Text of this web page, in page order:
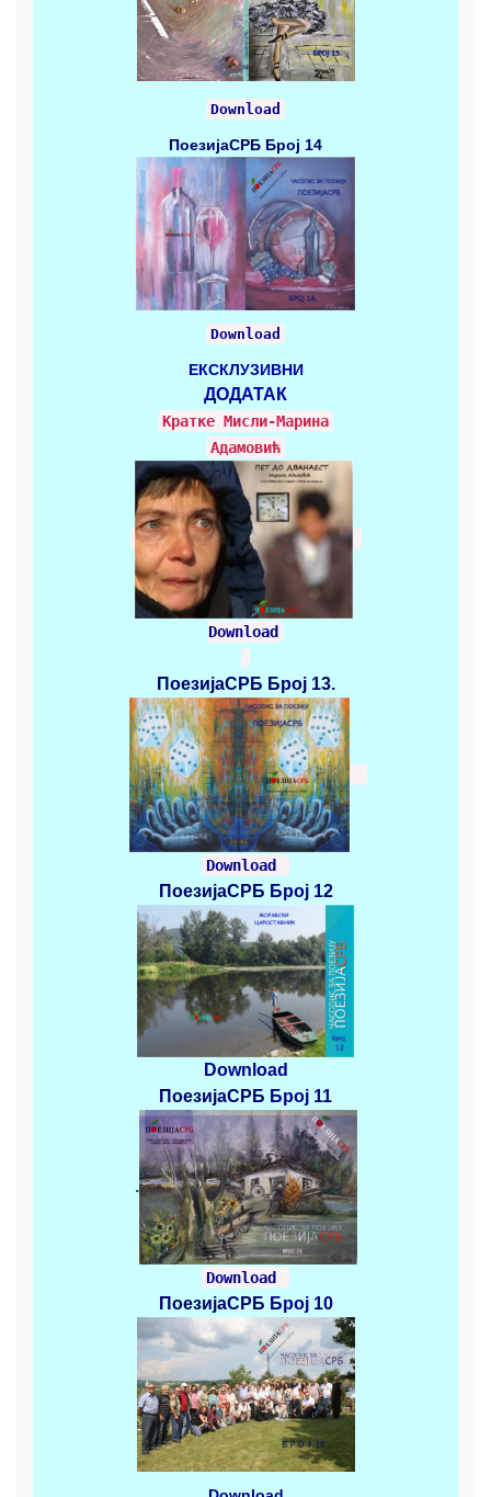
Download
ПоезијаСРБ Број 14
Download
ЕКСКЛУЗИВНИ
ДОДАТАК
Кратке Mисли-Марина
Адамовић
Download
ПоезијаСРБ Број 13.
Download
ПоезијаСРБ Број 12
Download
ПоезијаСРБ Број 11
.
Download
ПоезијаСРБ Број 10